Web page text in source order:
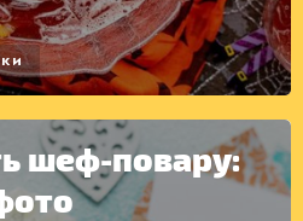
шеф-повару: